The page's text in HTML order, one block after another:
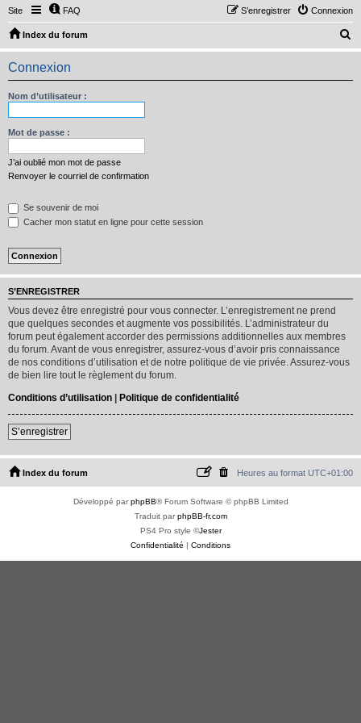
Site FAQ Connexion
S’enregistrer
Index du forum
e
Connexion
Nom d’utilisateur :
Mot de passe :
J’ai oublié mon mot de passe
Renvoyer le courriel de confirmation
Se souvenir de moi
Cacher mon statut en ligne pour cette session
S’ENREGISTRER
Vous devez être enregistré pour vous connecter. L’enregistrement ne prend
que quelques secondes et augmente vos possibilités. L’administrateur du
forum peut également accorder des permissions additionnelles aux membres
du forum. Avant de vous enregistrer, assurez-vous d’avoir pris connaissance
de nos conditions d’utilisation et de notre politique de vie privée. Assurez-vous
de bien lire tout le règlement du forum.
Conditions d’utilisation | Politique de confidentialité
S’enregistrer
Index du forum Heures au format UTC+01:00
Développé parphpBB® Forum Software © phpBB Limited
Traduit parphpBB-fr.com
PS4 Pro style ©Jester
Confidentialité | Conditions